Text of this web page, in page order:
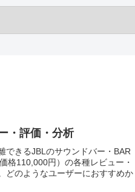
・評価・分析
できるJBLのサウンドバー・BAR
格110,000円）の各種レビュー・
どのようなユーザーにおすすめか